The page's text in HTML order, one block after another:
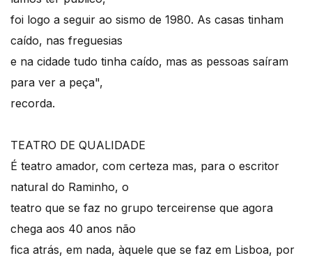
foi logo a seguir ao sismo de 1980. As casas tinham
caído, nas freguesias
e na cidade tudo tinha caído, mas as pessoas saíram
para ver a peça",
recorda.
TEATRO DE QUALIDADE
É teatro amador, com certeza mas, para o escritor
natural do Raminho, o
teatro que se faz no grupo terceirense que agora
chega aos 40 anos não
fica atrás, em nada, àquele que se faz em Lisboa, por